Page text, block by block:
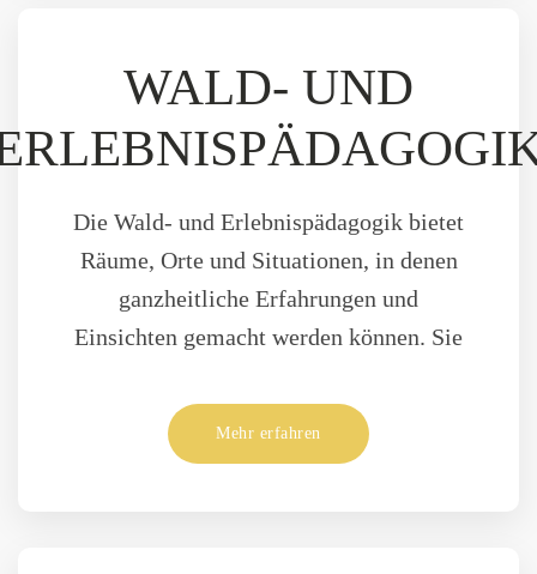
WALD- UND
Die Wald- und Erlebnispädagogik bietet
Räume, Orte und Situationen, in denen
ganzheitliche Erfahrungen und
Einsichten gemacht werden können. Sie
Mehr erfahren